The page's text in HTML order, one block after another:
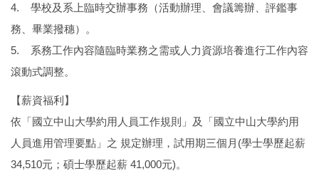
4. 學校及系上臨時交辦事務（活動辦理、會議籌辦、評鑑事
務、畢業撥穗）。
5. 系務工作內容隨臨時業務之需或人力資源培養進行工作內容
滾動式調整。
【薪資福利】
依「國立中山大學約用人員工作規則」及「國立中山大學約用
人員進用管理要點」之 規定辦理，試用期三個月(學士學歷起薪
34,510元；碩士學歷起薪 41,000元)。